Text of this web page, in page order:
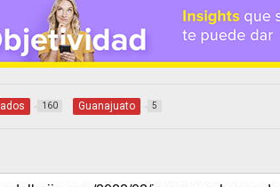
160 Guanajuato 5